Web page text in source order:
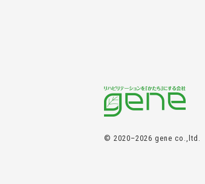
© 2020–2026 gene co.,ltd.